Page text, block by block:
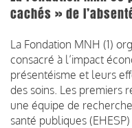
cachés » de
La Fondation MNH (1)
consacré à l’impact
présentéisme et leurs
des soins. Les premiers
une équipe de
santé publiques